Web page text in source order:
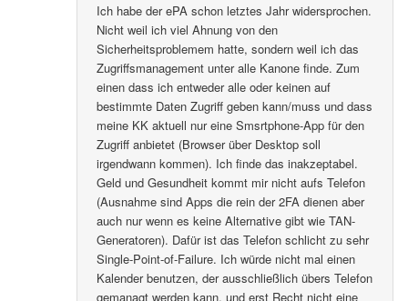
Ich habe der ePA schon letztes Jahr widersprochen.
Nicht weil ich viel Ahnung von den
Sicherheitsproblemem hatte, sondern weil ich das
Zugriffsmanagement unter alle Kanone finde. Zum
einen dass ich entweder alle oder keinen auf
bestimmte Daten Zugriff geben kann/muss und dass
meine KK aktuell nur eine Smsrtphone-App für den
Zugriff anbietet (Browser über Desktop soll
irgendwann kommen). Ich finde das inakzeptabel.
Geld und Gesundheit kommt mir nicht aufs Telefon
(Ausnahme sind Apps die rein der 2FA dienen aber
auch nur wenn es keine Alternative gibt wie TAN-
Generatoren). Dafür ist das Telefon schlicht zu sehr
Single-Point-of-Failure. Ich würde nicht mal einen
Kalender benutzen, der ausschließlich übers Telefon
gemanagt werden kann, und erst Recht nicht eine